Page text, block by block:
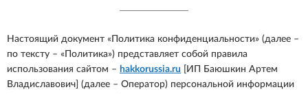
Настоящий документ «Политика конфиденциальности» (далее –
по тексту – «Политика») представляет собой правила
использования сайтом – hakkorussia.ru [ИП Баюшкин Артем
Владиславович] (далее – Оператор) персональной информации